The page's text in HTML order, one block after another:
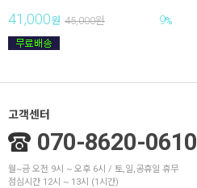
41,000원 45,000원 9%
고객센터
070-8620-0610
월~금 오전 9시 ~ 오후 6시 / 토,일,공휴일 휴무
점심시간 12시 ~ 13시 (1시간)